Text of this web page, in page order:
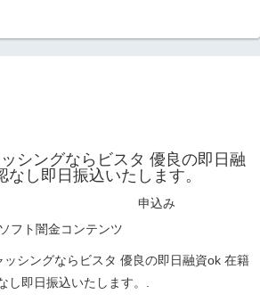
シングならビスタ 優良の即日融
なし即日振込いたします。
申込み
ソフト闇金コンテンツ
シングならビスタ 優良の即日融資ok 在籍
し即日振込いたします。.